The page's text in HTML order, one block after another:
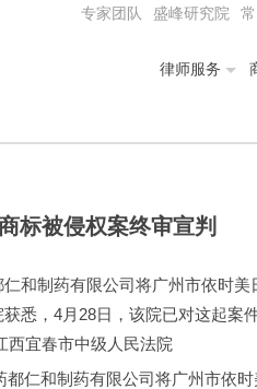
专家团队 盛峰研究院
律师服务
标被侵权案终审宣判
和制药有限公司将广州市依时美
悉，4月28日，该院已对这起案
西宜春市中级人民法院
都仁和制药有限公司将广州市依